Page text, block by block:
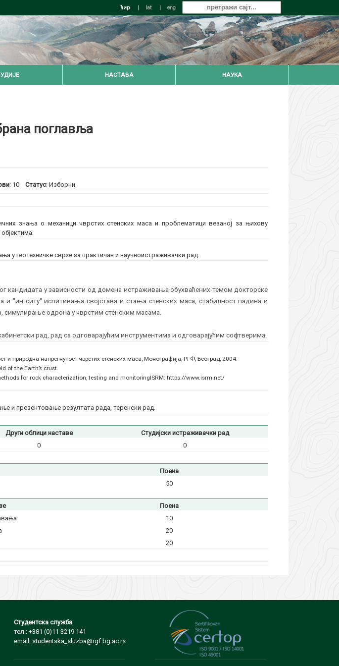
ћир | lat | eng
НАСТАВА НАУКА
поглавља
: 10Статус: Изборни
знања о механици чврстих стенских маса и проблематици везаној за њихову
у геотехничке сврхе за практичан и научноистраживачки рад.
кандидата у зависности од домена истраживања обухваћених темом докторске
и "ин ситу" испитивања својстава и стања стенских маса, стабилност падина и
симулирање одрона у чврстим стенским масама.
рад, рад са одговарајућим инструментима и одговарајућим софтверима.
и природна напрегнутост чврстих стенских маса, Монографија, РГФ, Београд, 2004.
of the Earth’s crust
for rock characterization, testing and monitoringISRM: https://www.isrm.net/
и презентовање резултата рада, теренски рад.
Други облици наставе
Студијски истраживачки рад
0
0
Поена
50
Поена
10
20
20
Студентска служба
тел.: +381 (0)11 3219 141
email: studentska_sluzba@rgf.bg.ac.rs